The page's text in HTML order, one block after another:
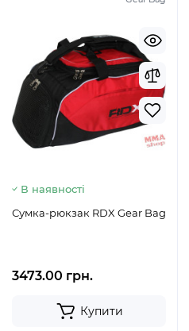
В наявності
Сумка-рюкзак RDX Gear Bag
3473.00 грн.
Купити